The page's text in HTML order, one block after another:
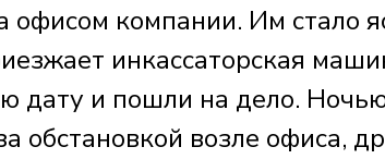
компании. Им стало
инкассаторская
дату и пошли на дело.
обстановкой возле офиса,